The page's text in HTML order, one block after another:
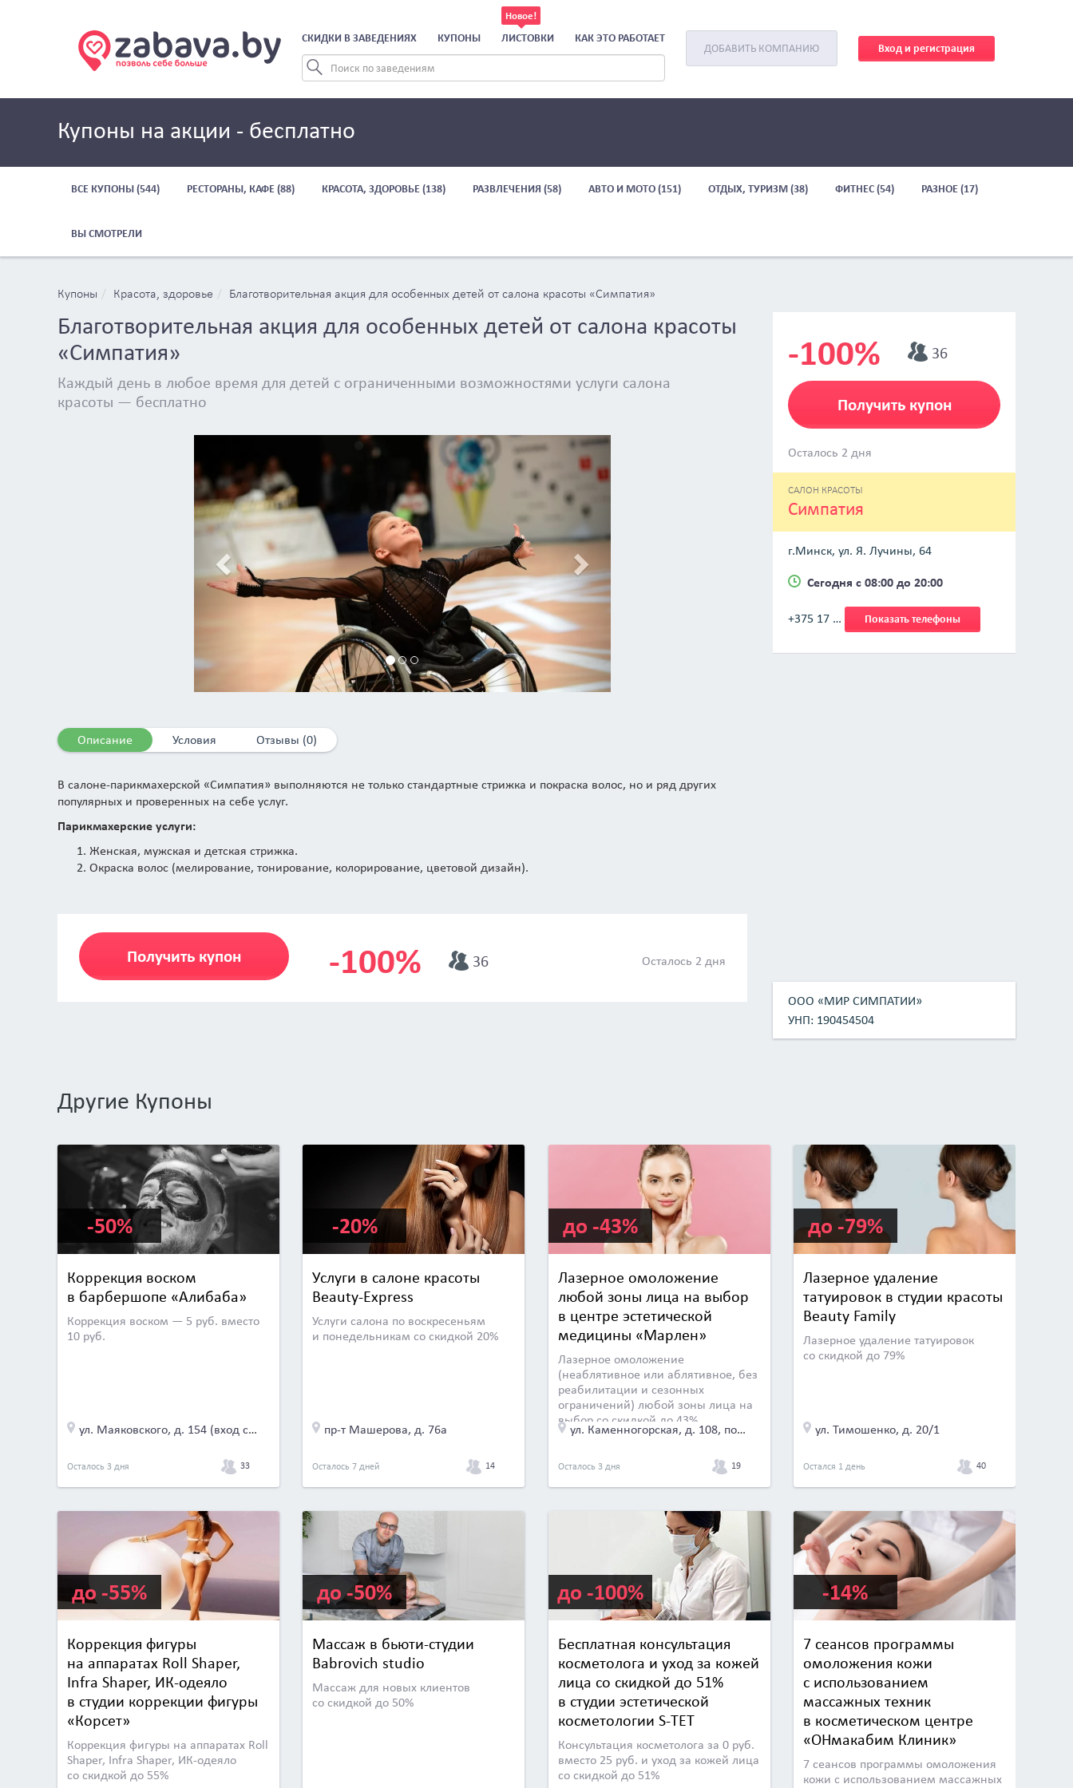
СКИДКИ В ЗАВЕДЕНИЯХ КУПОНЫ ЛИСТОВКИ КАК ЭТО РАБОТАЕТ
ДОБАВИТЬ КОМПАНИЮ Вход и регистрация
Купоны на акции - бесплатно
ВСЕ КУПОНЫ (544) РЕСТОРАНЫ, КАФЕ (88) КРАСОТА, ЗДОРОВЬЕ (138) РАЗВЛЕЧЕНИЯ (58) АВТО И МОТО (151) ОТДЫХ, ТУРИЗМ (38) ФИТНЕС (54) РАЗНОЕ (17)
ВЫ СМОТРЕЛИ
Купоны Красота, здоровье Благотворительная акция для особенных детей от салона красоты «Симпатия»
Благотворительная акция для особенных детей от салона красоты
«Симпатия»
Каждый день в любое время для детей с ограниченными возможностями услуги салона
красоты — бесплатно
Next
Описание Условия Отзывы (0)
В салоне-парикмахерской «Симпатия» выполняются не только стандартные стрижка и покраска волос, но и ряд других
популярных и проверенных на себе услуг.
Парикмахерские услуги:
Женская, мужская и детская стрижка.
Окраска волос (мелирование, тонирование, колорирование, цветовой дизайн).
Классическая завивка и биозавивка, долговременная укладка.
Бразильское (кератиновое) выпрямление.
Лечение и восстановление волос.
Получить купон -100% 36 Осталось 2 дня
-100% 36
Получить купон
Осталось 2 дня
САЛОН КРАСОТЫ
Симпатия
г.Минск, ул. Я. Лучины, 64
Сегодня с 08:00 до 20:00
+375 17 … Показать телефоны
ООО «МИР СИМПАТИИ»
УНП: 190454504
Другие Купоны
Коррекция воском
в барбершопе «Алибаба»
Коррекция воском — 5 руб. вместо
10 руб.
ул. Маяковского, д. 154 (вход со двора, рядом с 6 подъездом)
Осталось 3 дня 33
-50%
Услуги в салоне красоты
Beauty-Express
Услуги салона по воскресеньям
и понедельникам со скидкой 20%
пр-т Машерова, д. 76а
Осталось 7 дней 14
-20%
Лазерное омоложение
любой зоны лица на выбор
в центре эстетической
медицины «Марлен»
Лазерное омоложение
(неаблятивное или аблятивное, без
реабилитации и сезонных
ограничений) любой зоны лица на
выбор со скидкой до 43%
ул. Каменногорская, д. 108, пом. 37
Осталось 3 дня 19
до -43%
Лазерное удаление
татуировок в студии красоты
Beauty Family
Лазерное удаление татуировок
со скидкой до 79%
ул. Тимошенко, д. 20/1
Остался 1 день 40
до -79%
Коррекция фигуры
на аппаратах Roll Shaper,
Infra Shaper, ИК-одеяло
в студии коррекции фигуры
«Корсет»
Коррекция фигуры на аппаратах Roll
Shaper, Infra Shaper, ИК-одеяло
со скидкой до 55%
до -55%
Массаж в бьюти-студии
Babrovich studio
Массаж для новых клиентов
со скидкой до 50%
до -50%
Бесплатная консультация
косметолога и уход за кожей
лица со скидкой до 51%
в студии эстетической
косметологии S-TET
Консультация косметолога за 0 руб.
вместо 25 руб. и уход за кожей лица
со скидкой до 51%
до -100%
7 сеансов программы
омоложения кожи
с использованием
массажных техник
в косметическом центре
«ОНмакабим Клиник»
7 сеансов программы омоложения
кожи с использованием массажных
-14%